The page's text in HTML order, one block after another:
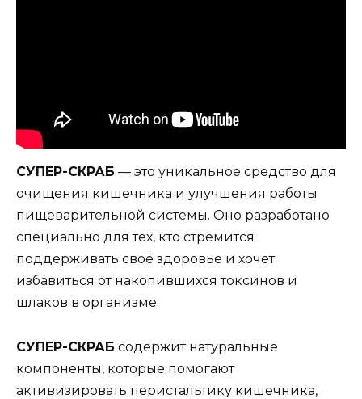
СУПЕР-СКРАБ — это уникальное средство для
очищения кишечника и улучшения работы
пищеварительной системы. Оно разработано
специально для тех, кто стремится
поддерживать своё здоровье и хочет
избавиться от накопившихся токсинов и
шлаков в организме.
СУПЕР-СКРАБ содержит натуральные
компоненты, которые помогают
активизировать перистальтику кишечника,